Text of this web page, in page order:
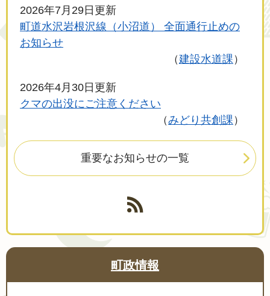
2026年7月29日更新
町道水沢岩根沢線（小沼道） 全面通行止めの
お知らせ
建設水道課
2026年4月30日更新
クマの出没にご注意ください
みどり共創課
重要なお知らせの一覧
町政情報